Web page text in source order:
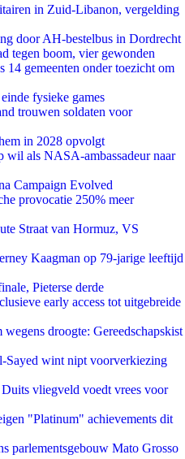
in Zuid-Libanon, vergelding
door AH-bestelbus in Dordrecht
tegen boom, vier gewonden
14 gemeenten onder toezicht om
fysieke games
trouwen soldaten voor
in 2028 opvolgt
wil als NASA-ambassadeur naar
Campaign Evolved
provocatie 250% meer
Straat van Hormuz, VS
Kaagman op 79-jarige leeftijd
Pieterse derde
early access tot uitgebreide
wegens droogte: Gereedschapskist
Sayed wint nipt voorverkiezing
vliegveld voedt vrees voor
"Platinum" achievements dit
parlementsgebouw Mato Grosso